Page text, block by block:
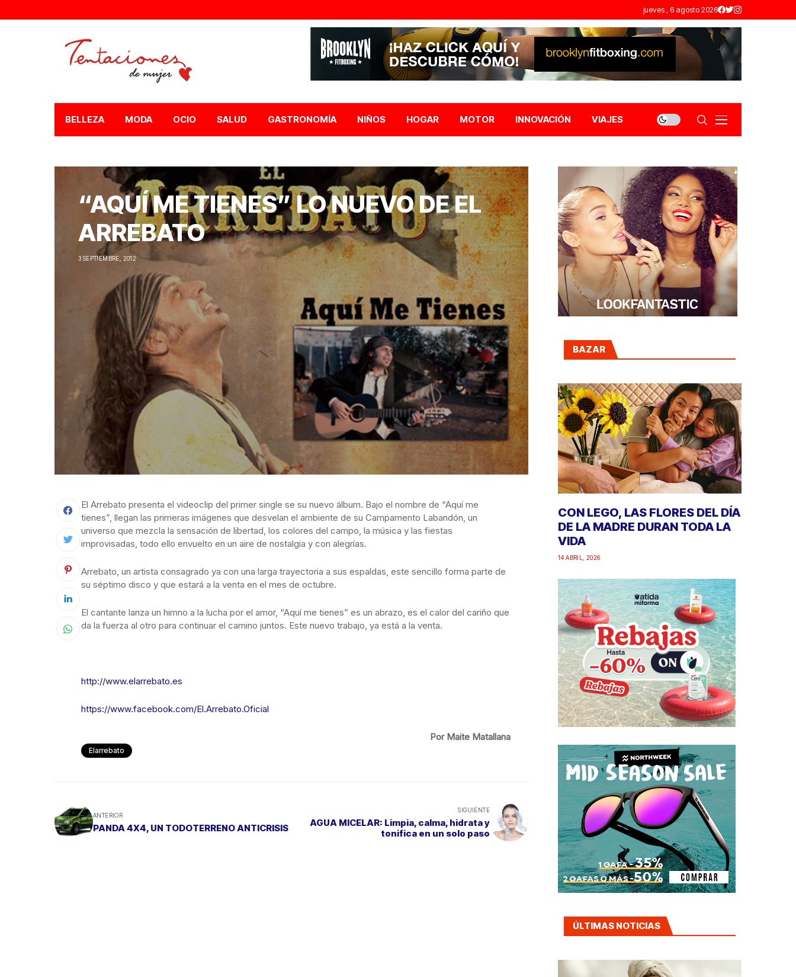
jueves , 6 agosto 2026
BELLEZA MODA OCIO SALUD GASTRONOMÍA NIÑOS HOGAR MOTOR INNOVACIÓN VIAJES
“AQUÍ ME TIENES” LO NUEVO DE EL
ARREBATO
3 SEPTIEMBRE, 2012
El Arrebato presenta el videoclip del primer single se su nuevo álbum. Bajo el nombre de “Aquí me
tienes”, llegan las primeras imágenes que desvelan el ambiente de su Campamento Labandón, un
universo que mezcla la sensación de libertad, los colores del campo, la música y las fiestas
improvisadas, todo ello envuelto en un aire de nostalgia y con alegrías.
Arrebato, un artista consagrado ya con una larga trayectoria a sus espaldas, este sencillo forma parte de
su séptimo disco y que estará a la venta en el mes de octubre.
El cantante lanza un himno a la lucha por el amor, “Aquí me tienes” es un abrazo, es el calor del cariño que
da la fuerza al otro para continuar el camino juntos. Este nuevo trabajo, ya está a la venta.
http://www.elarrebato.es
https://www.facebook.com/El.Arrebato.Oficial
Por Maite Matallana
Elarrebato
ANTERIOR
PANDA 4X4, UN TODOTERRENO ANTICRISIS
SIGUIENTE
AGUA MICELAR: Limpia, calma, hidrata y
tonifica en un solo paso
BAZAR
CON LEGO, LAS FLORES DEL DÍA
DE LA MADRE DURAN TODA LA
VIDA
14 ABRIL, 2026
ÚLTIMAS NOTICIAS